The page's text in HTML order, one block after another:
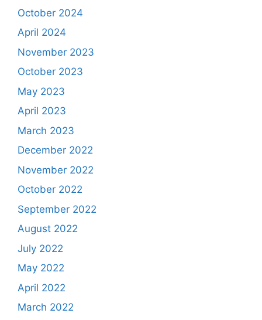
October 2024
April 2024
November 2023
October 2023
May 2023
April 2023
March 2023
December 2022
November 2022
October 2022
September 2022
August 2022
July 2022
May 2022
April 2022
March 2022